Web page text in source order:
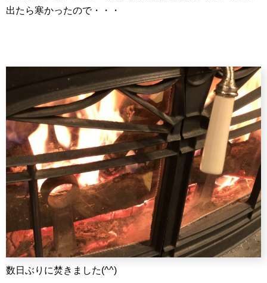
出たら寒かったので・・・
数日ぶりに焚きました(^^)